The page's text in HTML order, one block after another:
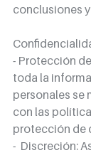
conclusiones
- Protección
toda la
personales se
con las
protección de
-  Discreción: